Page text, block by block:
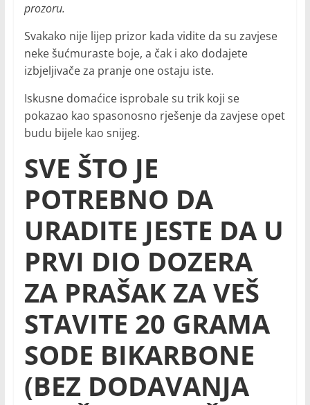
prozoru.
Svakako nije lijep prizor kada vidite da su zavjese
neke šućmuraste boje, a čak i ako dodajete
izbjeljivače za pranje one ostaju iste.
Iskusne domaćice isprobale su trik koji se
pokazao kao spasonosno rješenje da zavjese opet
budu bijele kao snijeg.
SVE ŠTO JE
POTREBNO DA
URADITE JESTE DA U
PRVI DIO DOZERA
ZA PRAŠAK ZA VEŠ
STAVITE 20 GRAMA
SODE BIKARBONE
(BEZ DODAVANJA